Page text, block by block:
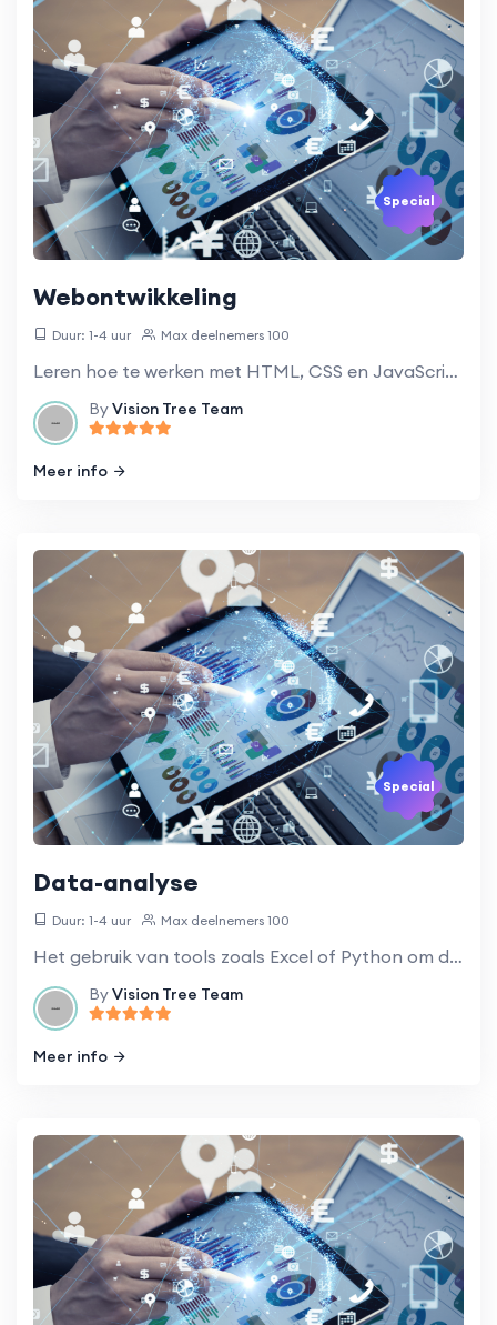
Special
Webontwikkeling
Duur: 1-4 uur Max deelnemers 100
Leren hoe te werken met HTML, CSS en JavaScript om websites te ontwikkelen.
ByVision Tree Team
Meer info
Special
Data-analyse
Duur: 1-4 uur Max deelnemers 100
Het gebruik van tools zoals Excel of Python om data te analyseren en inzichten te genereren.
ByVision Tree Team
Meer info